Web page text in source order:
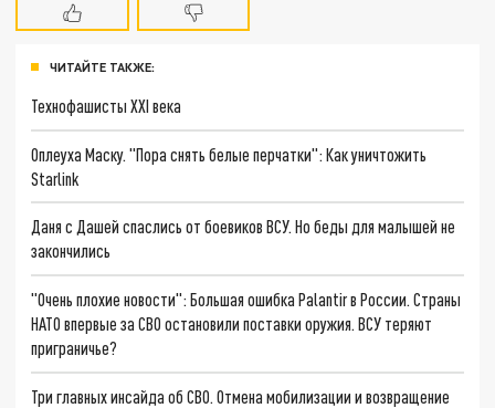
ЧИТАЙТЕ ТАКЖЕ:
Технофашисты XXI века
Оплеуха Маску. "Пора снять белые перчатки": Как уничтожить
Starlink
Даня с Дашей спаслись от боевиков ВСУ. Но беды для малышей не
закончились
"Очень плохие новости": Большая ошибка Palantir в России. Страны
НАТО впервые за СВО остановили поставки оружия. ВСУ теряют
приграничье?
Три главных инсайда об СВО. Отмена мобилизации и возвращение